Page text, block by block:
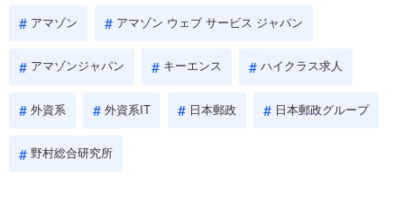
アマゾン アマゾン ウェブ サービス ジャパン
アマゾンジャパン キーエンス ハイクラス求人
外資系 外資系IT 日本郵政 日本郵政グループ
野村総合研究所